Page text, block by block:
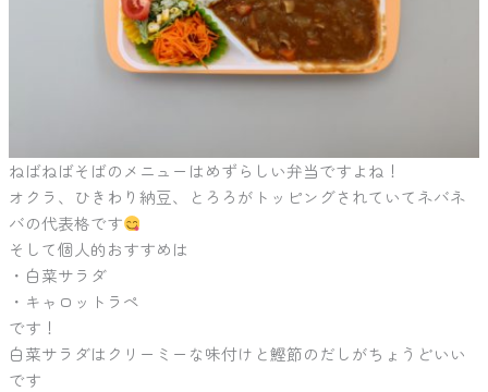
ねばねばそばのメニューはめずらしい弁当ですよね！
オクラ、ひきわり納豆、とろろがトッピングされていてネバネ
バの代表格です
そして個人的おすすめは
・白菜サラダ
・キャロットラペ
です！
白菜サラダはクリーミーな味付けと鰹節のだしがちょうどいい
です